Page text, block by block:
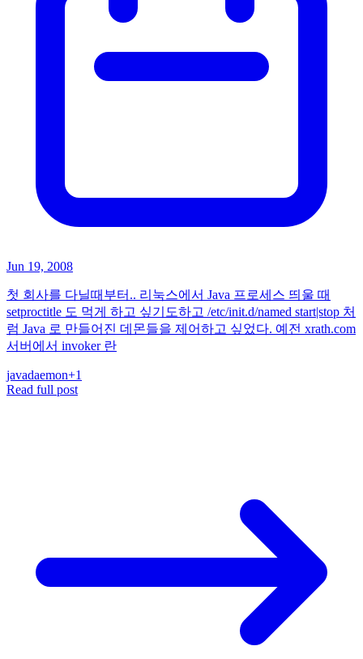
Jun 19, 2008
첫 회사를 다닐때부터.. 리눅스에서 Java 프로세스 띄울 때
setproctitle 도 먹게 하고 싶기도하고 /etc/init.d/named start|stop 처
럼 Java 로 만들어진 데몬들을 제어하고 싶었다. 예전 xrath.com
서버에서 invoker 란
javadaemon+1
Read full post